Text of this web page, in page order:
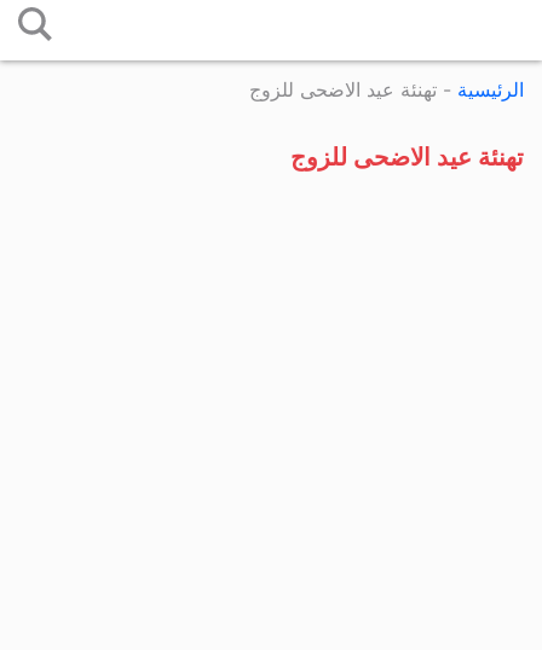
إلى
المحتوى
الرئيسية - تهنئة عيد الاضحى للزوج
تهنئة عيد الاضحى للزوج